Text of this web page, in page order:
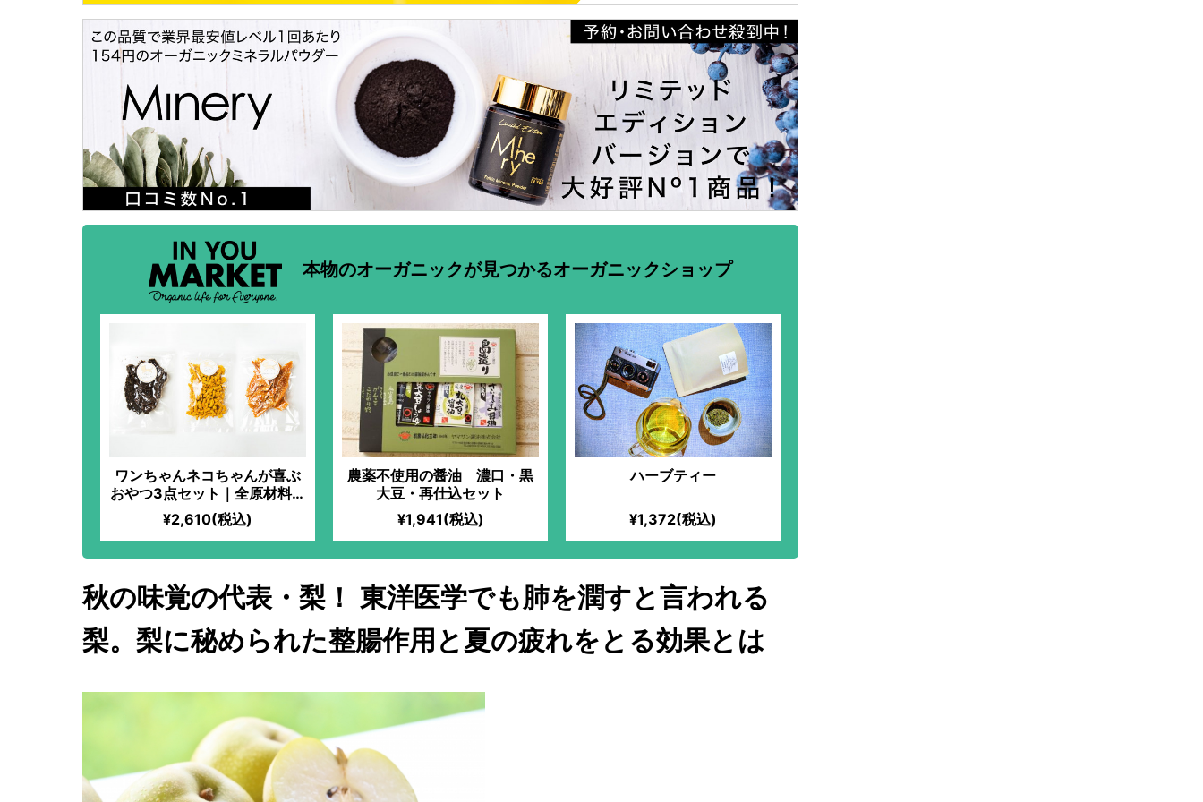
本物のオーガニックが見つかるオーガニックショップ
ワンちゃんネコちゃんが喜ぶ
おやつ3点セット｜全原材料農
薬・化学肥料不使用！ワンち
ゃんネコちゃんの食いつきが
かなり良い、人気の３点セッ
ト！
¥2,610(税込)
農薬不使用の醤油 濃口・黒
大豆・再仕込セット
¥1,941(税込)
ハーブティー
¥1,372(税込)
秋の味覚の代表・梨！ 東洋医学でも肺を潤すと言われる
梨。梨に秘められた整腸作用と夏の疲れをとる効果とは